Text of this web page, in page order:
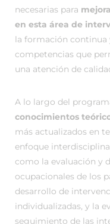
necesarias para
en esta área de
la formación continua
competencias que
una atención de
A lo largo del
conocimientos
más actualizados en
enfoque
como la evaluación y
ocupacionales de los
desarrollo de
individualizadas, y la
seguimiento de las